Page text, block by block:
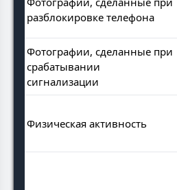
разблокировке телефона
Фотографии, сделанные при
срабатывании
сигнализации
Физическая активность